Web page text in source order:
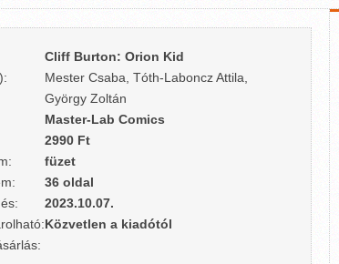
Cliff Burton: Orion Kid
Mester Csaba, Tóth-Laboncz Attila,
György Zoltán
Master-Lab Comics
2990 Ft
füzet
36 oldal
2023.10.07.
Közvetlen a kiadótól